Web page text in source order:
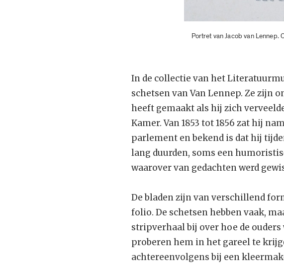
Portret van Jacob van Lennep.
In de collectie van het
schetsen van Van Lennep. Ze zijn
heeft gemaakt als hij zich
Kamer. Van 1853 tot 1856 zat hij
parlement en bekend is dat hij
lang duurden, soms een
waarover van gedachten werd
De bladen zijn van verschillend
folio. De schetsen hebben vaak,
stripverhaal bij over hoe de
proberen hem in het gareel te
achtereenvolgens bij een